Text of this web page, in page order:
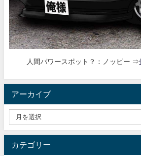
人間パワースポット？：ノッピー ⇒
アーカイブ
カテゴリー